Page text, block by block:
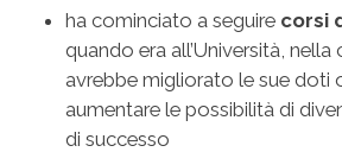
ha cominciato a seguire corsi
quando era all’Università,
avrebbe migliorato le sue doti
aumentare le possibilità di
di successo